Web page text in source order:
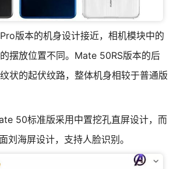
版本的机身设计接近，相机模块中的
摆放位置不同。Mate 50RS版本的后
状的起伏纹路，整体机身相较于普通版
50标准版采用中置挖孔直屏设计，而
刘海屏设计，支持人脸识别。